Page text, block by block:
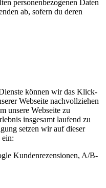
personenbezogenen Daten
ab, sofern du deren
können wir das Klick-
Webseite nachvollziehen
unsere Webseite zu
insgesamt laufend zu
setzen wir auf dieser
ein:
Kundenrezensionen, A/B-